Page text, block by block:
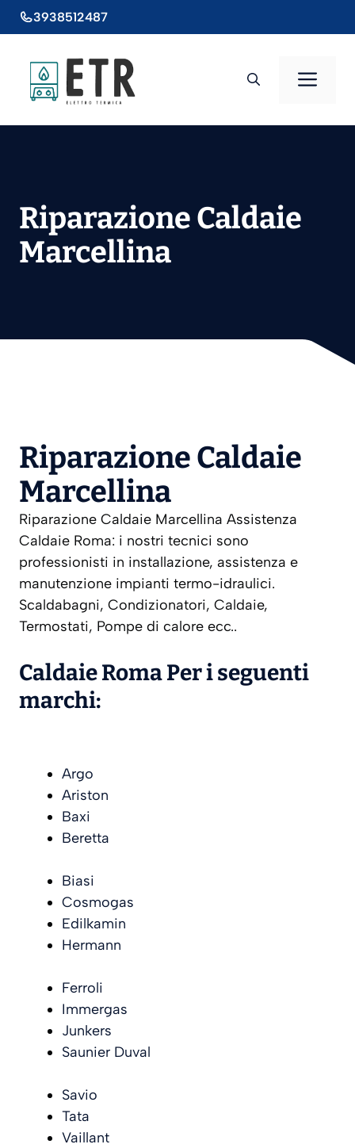
al
3938512487
Riparazione Caldaie
Marcellina
Riparazione Caldaie
Marcellina
Riparazione Caldaie Marcellina Assistenza
Caldaie Roma: i nostri tecnici sono
professionisti in installazione, assistenza e
manutenzione impianti termo-idraulici.
Scaldabagni, Condizionatori, Caldaie,
Termostati, Pompe di calore ecc..
Caldaie Roma Per i seguenti
marchi:
Argo
Ariston
Baxi
Beretta
Biasi
Cosmogas
Edilkamin
Hermann
Ferroli
Immergas
Junkers
Saunier Duval
Savio
Tata
Vaillant